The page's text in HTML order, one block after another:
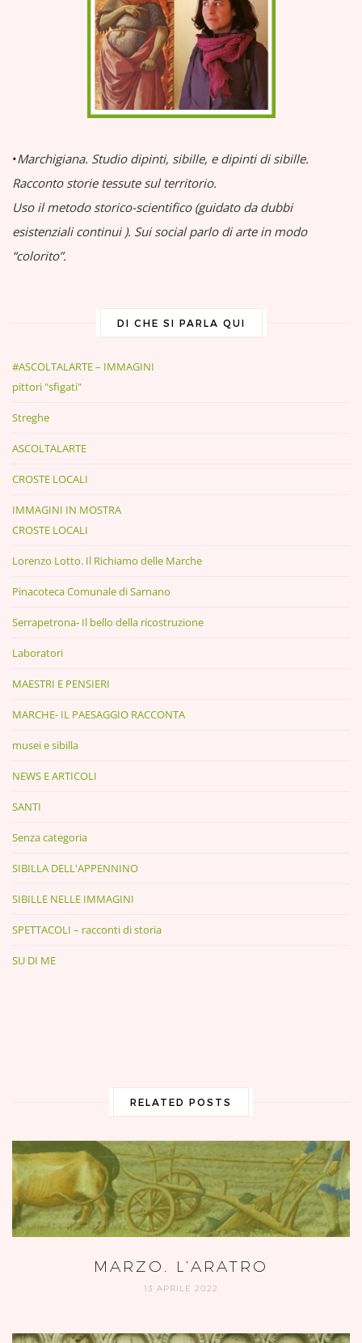
•Marchigiana. Studio dipinti, sibille, e dipinti di sibille.
Racconto storie tessute sul territorio.
Uso il metodo storico-scientifico (guidato da dubbi
esistenziali continui ). Sui social parlo di arte in modo
“colorito”.
DI CHE SI PARLA QUI
#ASCOLTALARTE – IMMAGINI
pittori "sfigati"
Streghe
ASCOLTALARTE
CROSTE LOCALI
IMMAGINI IN MOSTRA
CROSTE LOCALI
Lorenzo Lotto. Il Richiamo delle Marche
Pinacoteca Comunale di Sarnano
Serrapetrona- Il bello della ricostruzione
Laboratori
MAESTRI E PENSIERI
MARCHE- IL PAESAGGIO RACCONTA
musei e sibilla
NEWS E ARTICOLI
SANTI
Senza categoria
SIBILLA DELL'APPENNINO
SIBILLE NELLE IMMAGINI
SPETTACOLI – racconti di storia
SU DI ME
RELATED POSTS
MARZO. L’ARATRO
13 APRILE 2022